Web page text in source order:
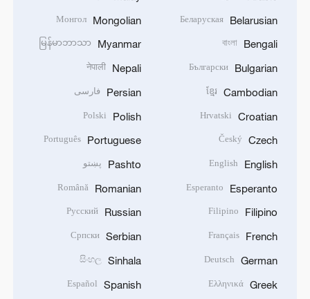
Belarusian
Беларуская
Bengali
বাংলা
Bulgarian
Български
Cambodian
ខ្មែរ
Croatian
Hrvatski
Czech
Český
English
English
Esperanto
Esperanto
Filipino
Filipino
French
Français
German
Deutsch
Greek
Ελληνικά
Mongolian
Монгол
Myanmar
မြန်မာဘာသာ
Nepali
नेपाली
Persian فارسی
Polish
Polski
Portuguese
Português
Pashto پښتو
Romanian
Română
Russian
Русский
Serbian
Српски
Sinhala
සිංහල
Spanish
Español